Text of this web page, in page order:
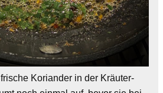
Koriander in der Kräuter-